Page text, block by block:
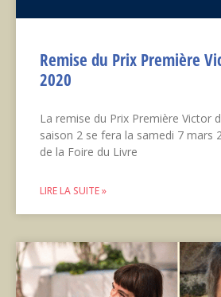
Remise du Prix Première
2020
La remise du Prix Première Victor
saison 2 se fera la samedi 7 mars
de la Foire du Livre
LIRE LA SUITE »